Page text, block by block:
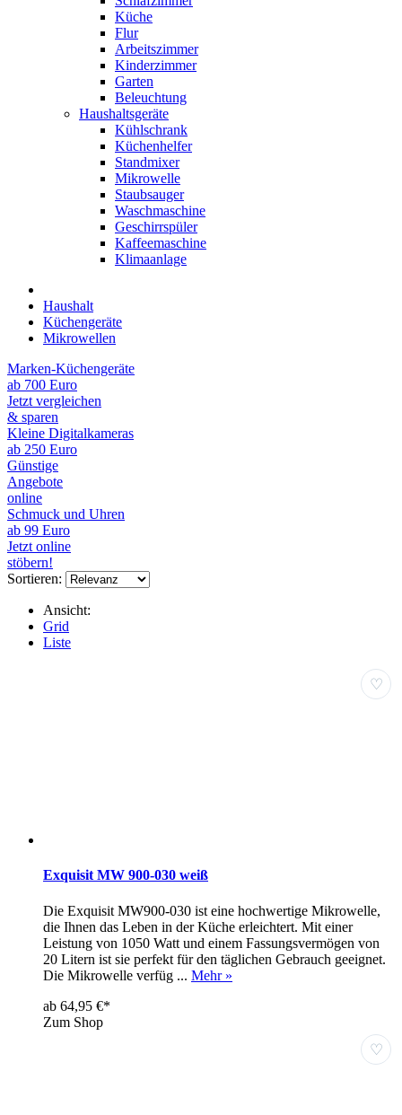
Küche
Flur
Arbeitszimmer
Kinderzimmer
Garten
Beleuchtung
Haushaltsgeräte
Kühlschrank
Küchenhelfer
Standmixer
Mikrowelle
Staubsauger
Waschmaschine
Geschirrspüler
Kaffeemaschine
Klimaanlage
Haushalt
Küchengeräte
Mikrowellen
Marken-Küchengeräte
ab 700 Euro
Jetzt vergleichen
& sparen
Kleine Digitalkameras
ab 250 Euro
Günstige
Angebote
online
Schmuck und Uhren
ab 99 Euro
Jetzt online
stöbern!
Sortieren:
Ansicht:
Grid
Liste
♡
Exquisit MW 900-030 weiß
Die Exquisit MW900-030 ist eine hochwertige Mikrowelle,
die Ihnen das Leben in der Küche erleichtert. Mit einer
Leistung von 1050 Watt und einem Fassungsvermögen von
20 Litern ist sie perfekt für den täglichen Gebrauch geeignet.
Die Mikrowelle verfüg ... Mehr »
ab 64,95 €*
Zum Shop
♡